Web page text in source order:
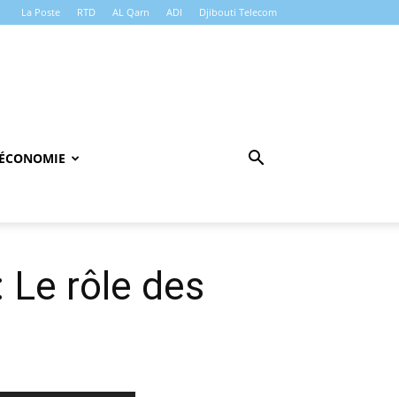
La Poste RTD AL Qarn ADI Djibouti Telecom
ÉCONOMIE
rôle des